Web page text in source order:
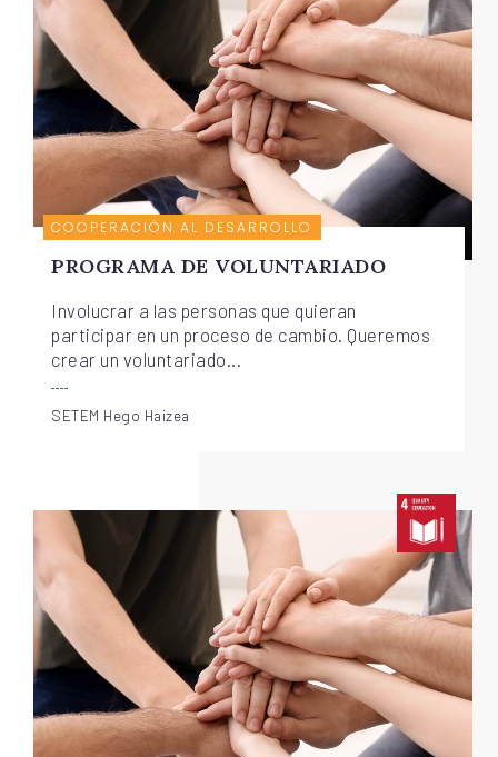
COOPERACIÓN AL DESARROLLO
PROGRAMA DE VOLUNTARIADO
Involucrar a las personas que quieran
participar en un proceso de cambio. Queremos
crear un voluntariado...
SETEM Hego Haizea